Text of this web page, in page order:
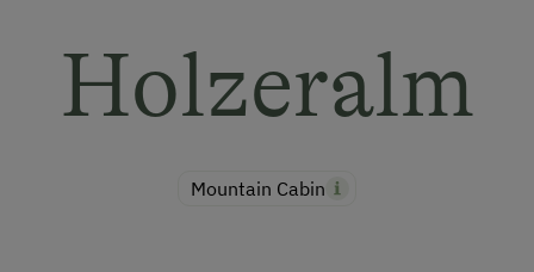
Holzeralm
Mountain Cabin